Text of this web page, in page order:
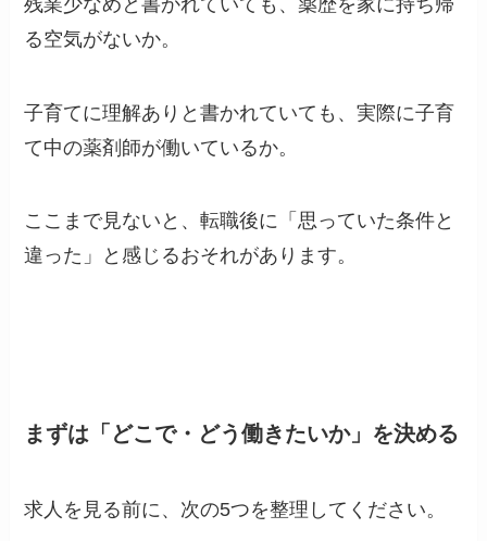
る空気がないか。
子育てに理解ありと書かれていても、実際に子育
て中の薬剤師が働いているか。
ここまで見ないと、転職後に「思っていた条件と
違った」と感じるおそれがあります。
まずは「どこで・どう働きたいか」を決める
求人を見る前に、次の5つを整理してください。